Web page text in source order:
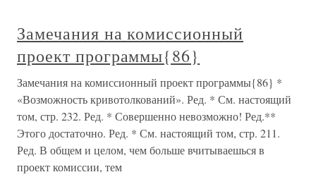
Замечания на комиссионный
проект программы{86}
Замечания на комиссионный проект программы{86} *
«Возможность кривотолкований». Ред. * См. настоящий
том, стр. 232. Ред. * Совершенно невозможно! Ред.**
Этого достаточно. Ред. * См. настоящий том, стр. 211.
Ред. В общем и целом, чем больше вчитываешься в
проект комиссии, тем